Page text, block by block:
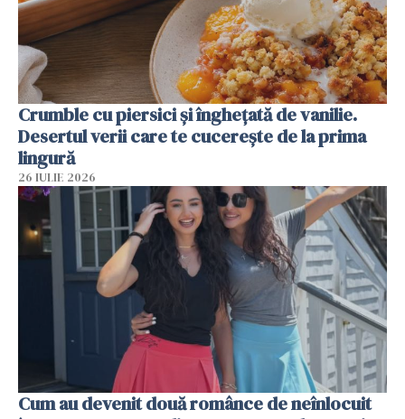
Crumble cu piersici și înghețată de vanilie.
Desertul verii care te cucerește de la prima
lingură
26 IULIE 2026
Cum au devenit două românce de neînlocuit